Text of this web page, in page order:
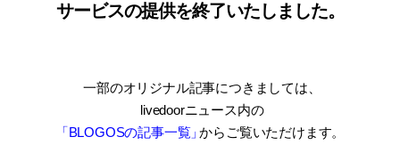
サービスの提供を終了いたしました。
一部のオリジナル記事につきましては
livedoorニュース内の
「BLOGOSの記事一覧」からご覧いただけます。